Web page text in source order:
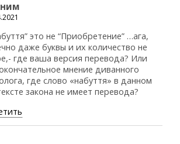
это не “Приобретение” …ага,
даже буквы и их количество не
где ваша версия перевода? Или
мнение диванного
где слово «набуття» в данном
закона не имеет перевода?